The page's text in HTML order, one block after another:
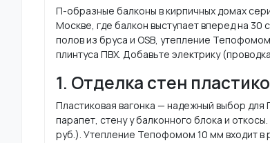
П-образные балконы в кирпичных домах
Москве, где балкон выступает вперед на
полов из бруса и OSB, утепление
плинтуса ПВХ. Добавьте электрику
1. Отделка стен
Пластиковая вагонка — надежный выбор
парапет, стену у балконного блока и
руб.). Утепление Тепофомом 10 мм входит в